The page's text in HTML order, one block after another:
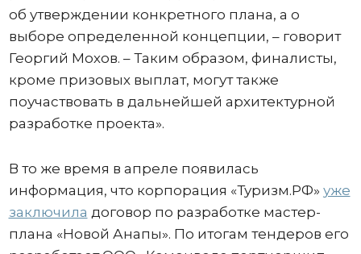
об утверждении конкретного плана, а о
выборе определенной концепции, – говорит
Георгий Мохов. – Таким образом, финалисты,
кроме призовых выплат, могут также
поучаствовать в дальнейшей архитектурной
разработке проекта».
В то же время в апреле появилась
информация, что корпорация «Туризм.РФ» уже
заключила договор по разработке мастер-
плана «Новой Анапы». По итогам тендеров его